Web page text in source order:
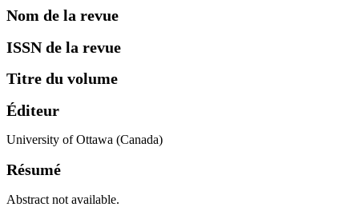
Nom de la revue
ISSN de la revue
Titre du volume
Éditeur
University of Ottawa (Canada)
Résumé
Abstract not available.